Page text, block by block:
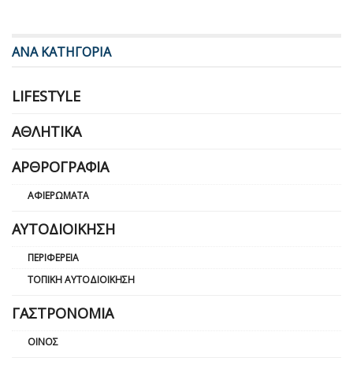
ΑΝΑ ΚΑΤΗΓΟΡΙΑ
LIFESTYLE
ΑΘΛΗΤΙΚΆ
ΑΡΘΡΟΓΡΑΦΊΑ
ΑΦΙΕΡΏΜΑΤΑ
ΑΥΤΟΔΙΟΊΚΗΣΗ
ΠΕΡΙΦΈΡΕΙΑ
ΤΟΠΙΚΉ ΑΥΤΟΔΙΟΊΚΗΣΗ
ΓΑΣΤΡΟΝΟΜΊΑ
ΟΊΝΟΣ